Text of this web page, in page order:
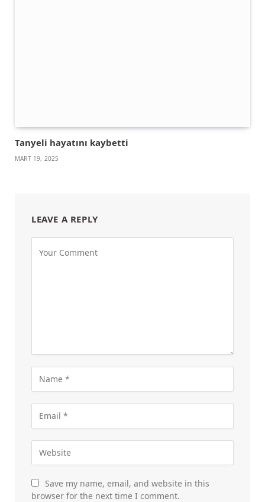
Tanyeli hayatını kaybetti
MART 19, 2025
LEAVE A REPLY
Save my name, email, and website in this
browser for the next time I comment.